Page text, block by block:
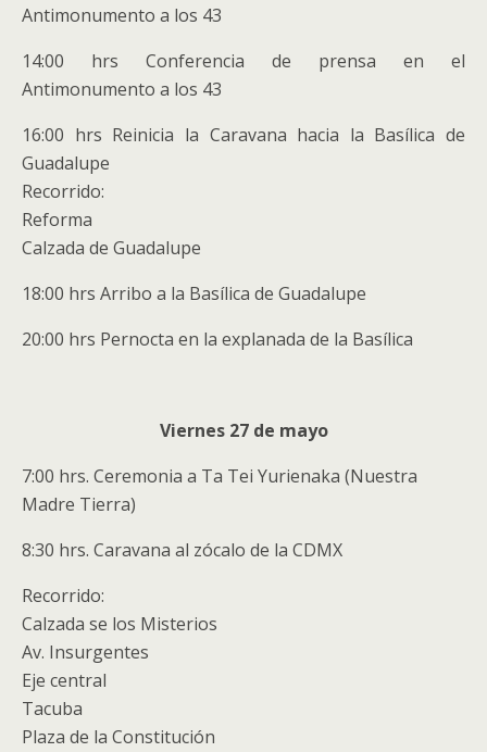
Antimonumento a los 43
14:00 hrs Conferencia de prensa en el
Antimonumento a los 43
16:00 hrs Reinicia la Caravana hacia la Basílica de
Guadalupe
Recorrido:
Reforma
Calzada de Guadalupe
18:00 hrs Arribo a la Basílica de Guadalupe
20:00 hrs Pernocta en la explanada de la Basílica
Viernes 27 de mayo
7:00 hrs. Ceremonia a Ta Tei Yurienaka (Nuestra
Madre Tierra)
8:30 hrs. Caravana al zócalo de la CDMX
Recorrido:
Calzada se los Misterios
Av. Insurgentes
Eje central
Tacuba
Plaza de la Constitución